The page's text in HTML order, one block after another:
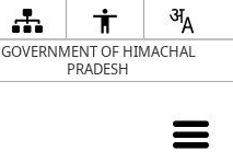
GOVERNMENT OF HIMACHAL
PRADESH